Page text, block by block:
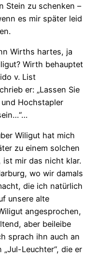
Stein zu schenken –
es mir später leid
Wirths hartes, ja
Wirth behauptet
v. List
er: „Lassen Sie
Hochstapler
Wiligut hat mich
zu einem solchen
ist mir das nicht klar.
wo wir damals
die ich natürlich
unsere alte
angesprochen,
aber beileibe
sprach ihn auch an
Leuchter“, die er